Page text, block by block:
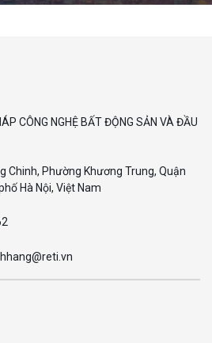
CÔNG NGHỆ BẤT ĐỘNG SẢN VÀ ĐẦU
Chinh, Phường Khương Trung, Quận
Hà Nội, Việt Nam